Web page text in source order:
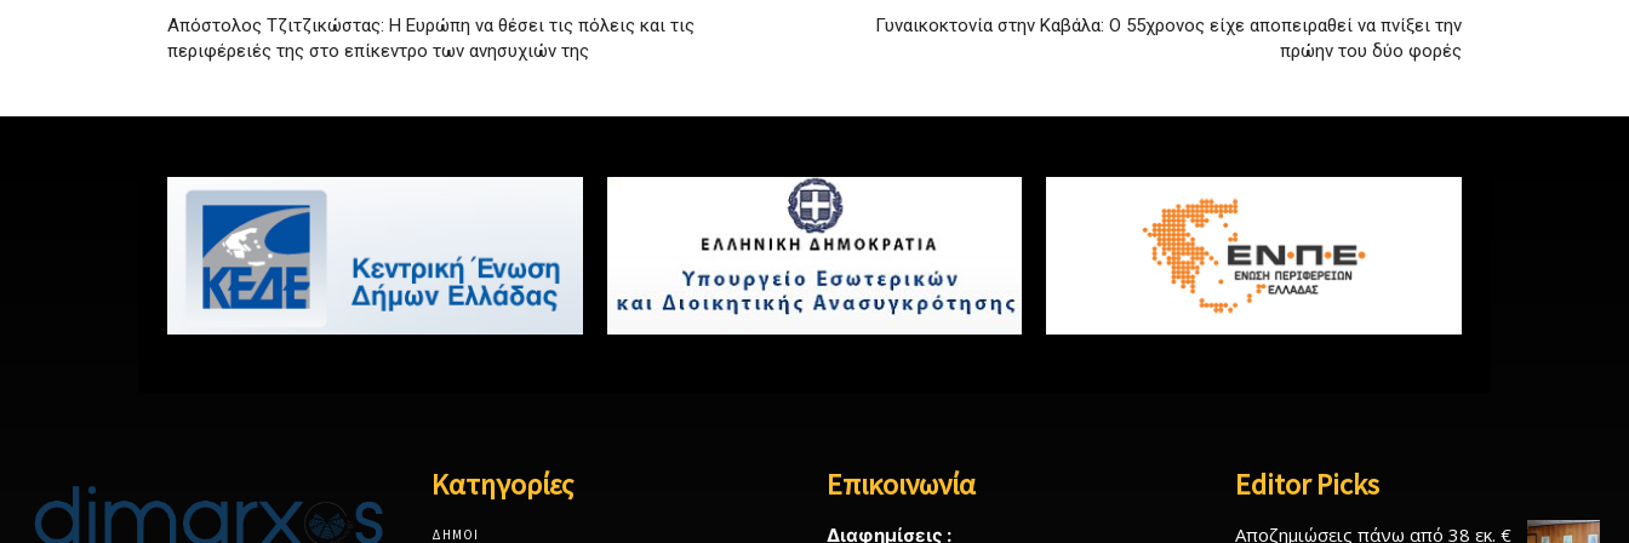
Απόστολος Τζιτζικώστας: Η Ευρώπη να θέσει τις πόλεις και τις
περιφέρειές της στο επίκεντρο των ανησυχιών της
Γυναικοκτονία στην Καβάλα: Ο 55χρονος είχε αποπειραθεί να πνίξει την
πρώην του δύο φορές
Κατηγορίες
ΔΗΜΟΙ
Επικοινωνία
Διαφημίσεις :
Editor Picks
Αποζημιώσεις πάνω από 38 εκ. €